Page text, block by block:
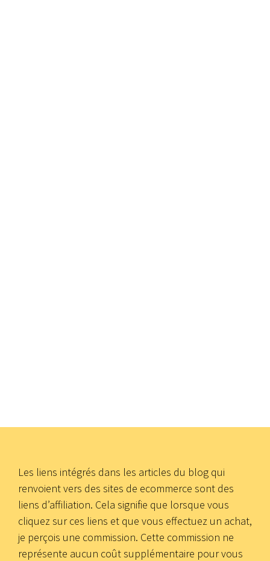
Les liens intégrés dans les articles du blog qui
renvoient vers des sites de ecommerce sont des
liens d’affiliation. Cela signifie que lorsque vous
cliquez sur ces liens et que vous effectuez un achat,
je perçois une commission. Cette commission ne
représente aucun coût supplémentaire pour vous